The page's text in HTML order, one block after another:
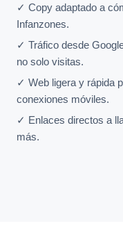
✓ Copy adaptado a
Infanzones.
✓ Tráfico desde
no solo visitas.
✓ Web ligera y rápida
conexiones móviles.
✓ Enlaces directos a
más.